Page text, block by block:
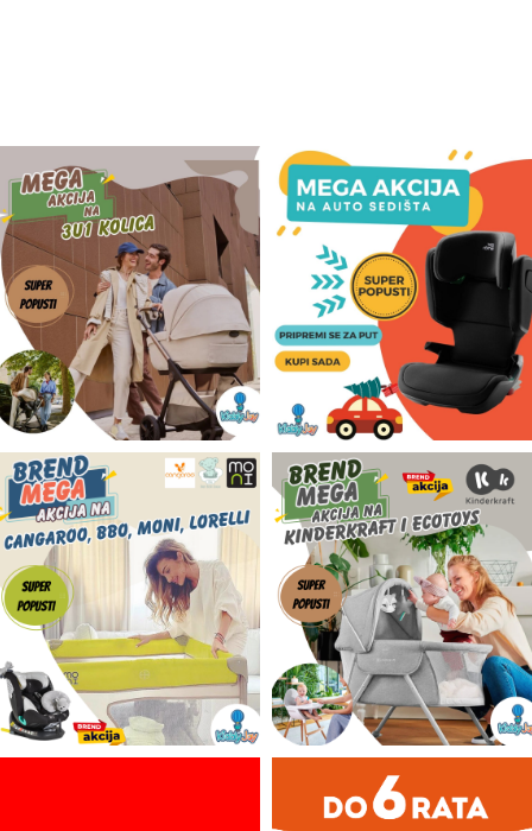
AKCIJA
Prodavnica
Call Centar
011 438 1 000